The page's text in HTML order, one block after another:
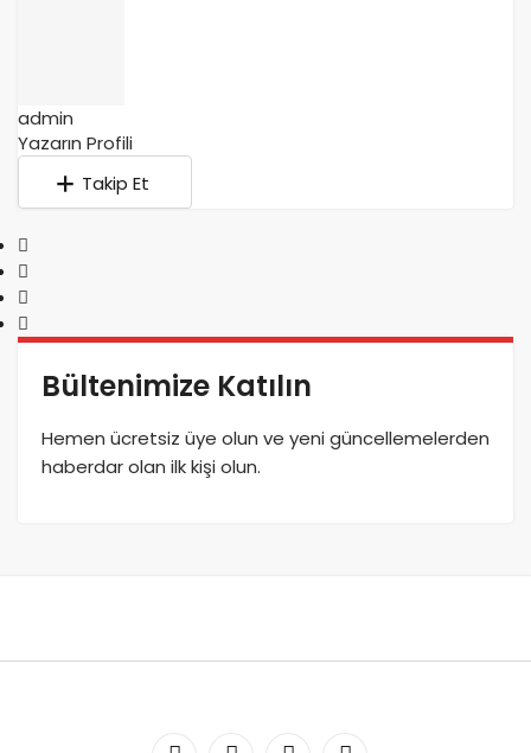
admin
Yazarın Profili
Takip Et
Bültenimize Katılın
Hemen ücretsiz üye olun ve yeni güncellemelerden
haberdar olan ilk kişi olun.